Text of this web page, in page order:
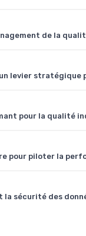
de la
levier
pour la qualité
pour piloter la
sécurité des